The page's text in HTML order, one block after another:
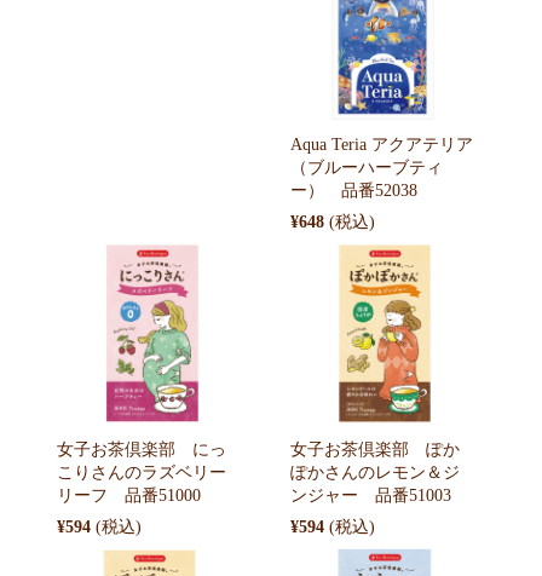
Aqua Teria アクアテリア
（ブルーハーブティ
ー） 品番52038
¥648
女子お茶倶楽部 にっ
こりさんのラズベリー
リーフ 品番51000
¥594
女子お茶倶楽部 ぽか
ぽかさんのレモン＆ジ
ンジャー 品番51003
¥594